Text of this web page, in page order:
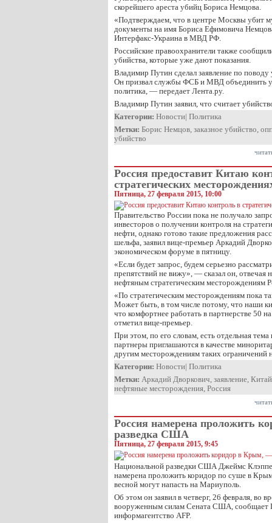
скорейшего ареста убийц Бориса Немцова.
«Подтверждаем, что в центре Москвы убит
документы на имя Бориса Ефимовича
Интерфакс-Украина в МВД РФ.
Российские правоохранители также
убийства, которые уже дают показания.
Владимир Путин сделал заявление по
Он призвал службы ФСБ и МВД объединить
политика, — передает Лента.ру.
Владимир Путин заявил, что считает
Категории: Новости| Политика
Метки: Борис Немцов, заказное убийство,
убийство
Россия предоставит Китаю
стратегических
Пятница, 27 февраля 2015, 10:00
Правительство России пока не получало
инвесторов о получении контроля на
нефти, однако готово такие предложения
шельфа, заявил вице-премьер Аркадий
экономическом форуме в пятницу.
«Если будет запрос, будем серьезно
препятствий не вижу», — сказал он, отвечая
нефтяным стратегическим месторождениям
«По стратегическим месторождениям пока
Может быть, в том числе потому, что наши
что комфортнее работать в партнерстве 50
отметил вице-премьер.
При этом, по его словам, есть отдельная тема
партнеры приглашаются в качестве
другим месторождениям таких ограничений
Категории: Новости| Политика
Метки: Аркадий Дворкович, заявление, Китай
нефтяные месторождения, Россия
Россия намерена проложить
разведка США
Пятница, 27 февраля 2015, 9:45
Национальной разведки США Джеймс
намерена проложить коридор по суше в
весной могут напасть на Мариуполь.
Об этом он заявил в четверг, 26 февраля, во
вооруженным силам Сената США, сообщает
информагентство AFP.